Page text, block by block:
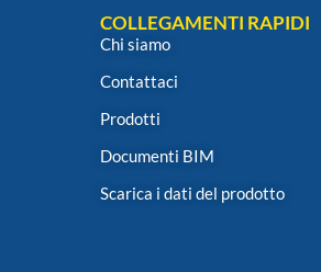
COLLEGAMENTI RAPIDI
Chi siamo
Contattaci
Prodotti
Documenti BIM
Scarica i dati del prodotto